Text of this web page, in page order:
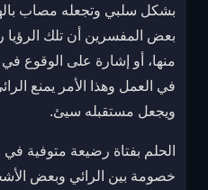
بشكل سلبي وتجعله مصاب
بعض المفسرين أن تلك الرؤيا
منها، أو إشارة على الوقوع
في العمل وهذا الأمر يمنع
ويجعل مستقبله سيئ.
الحلم بفتاة رضيعة متوفية
خصومة بين الرائي وبعض